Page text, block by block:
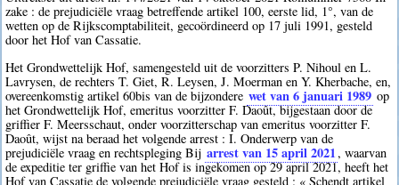
zake : de prejudiciële vraag betreffende artikel 100, eerste lid, 1°, van de
wetten op de Rijkscomptabiliteit, gecoördineerd op 17 juli 1991, gesteld
door het Hof van Cassatie.
Het Grondwettelijk Hof, samengesteld uit de voorzitters P. Nihoul en L.
Lavrysen, de rechters T. Giet, R. Leysen, J. Moerman en Y. Kherbache, en,
overeenkomstig artikel 60bis van de bijzondere wet van 6 januari 1989 op
het Grondwettelijk Hof, emeritus voorzitter F. Daoût, bijgestaan door de
griffier F. Meersschaut, onder voorzitterschap van emeritus voorzitter F.
Daoût, wijst na beraad het volgende arrest : I. Onderwerp van de
prejudiciële vraag en rechtspleging Bij arrest van 15 april 2021, waarvan
de expeditie ter griffie van het Hof is ingekomen op 29 april 2021, heeft het
Hof van Cassatie de volgende prejudiciële vraag gesteld : « Schendt artikel